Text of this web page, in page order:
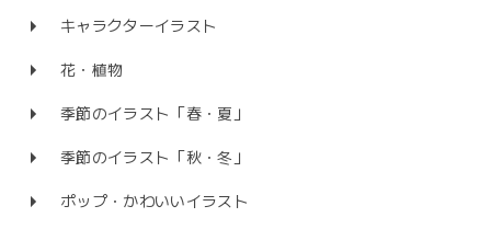
キャラクターイラスト
花・植物
季節のイラスト「春・夏」
季節のイラスト「秋・冬」
ポップ・かわいいイラスト